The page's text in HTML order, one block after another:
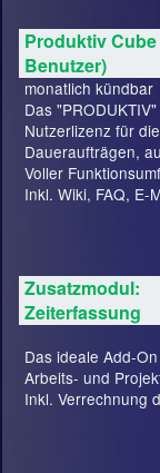
Produktiv Cube
Benutzer)
monatlich kündbar
Das
Nutzerlizenz für
Daueraufträgen,
Voller
Inkl. Wiki, FAQ, E-
Zusatzmodul:
Zeiterfassung
Das ideale Add-
Arbeits- und
Inkl. Verrechnung